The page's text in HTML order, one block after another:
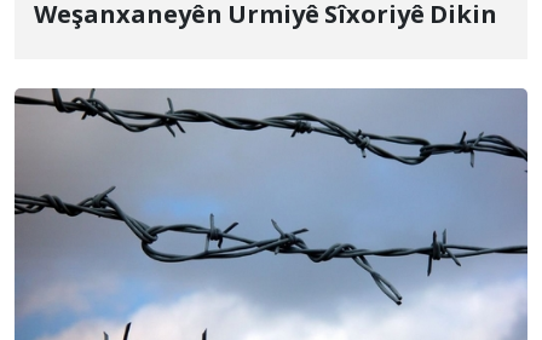
Weşanxaneyên Urmiyê Sîxoriyê Dikin